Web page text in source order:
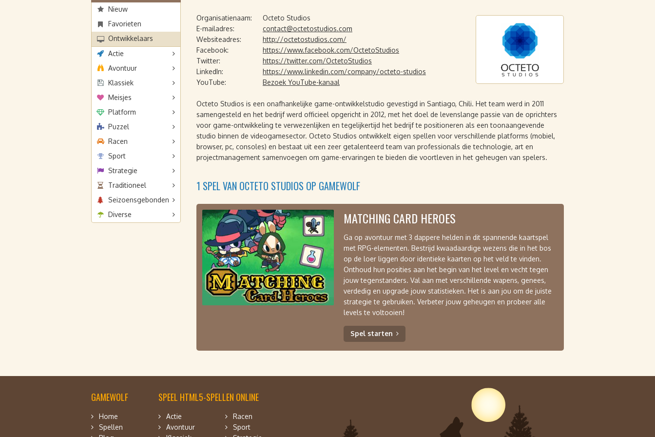
Nieuw
Favorieten
Ontwikkelaars
Actie
Avontuur
Klassiek
Meisjes
Platform
Puzzel
Racen
Sport
Strategie
Traditioneel
Seizoensgebonden
Diverse
Organisatienaam:
Octeto Studios
E-mailadres:
contact@octetostudios.com
Websiteadres:
http://octetostudios.com/
Facebook:
https://www.facebook.com/OctetoStudios
Twitter:
https://twitter.com/OctetoStudios
LinkedIn:
https://www.linkedin.com/company/octeto-studios
YouTube:
Bezoek YouTube-kanaal
Octeto Studios is een onafhankelijke game-ontwikkelstudio gevestigd in Santiago, Chili. Het team werd in 2011
samengesteld en het bedrijf werd officieel opgericht in 2012, met het doel de levenslange passie van de oprichters
voor game-ontwikkeling te verwezenlijken en tegelijkertijd het bedrijf te positioneren als een toonaangevende
studio binnen de videogamesector. Octeto Studios ontwikkelt eigen spellen voor verschillende platforms (mobiel,
browser, pc, consoles) en bestaat uit een zeer getalenteerd team van professionals die technologie, art en
projectmanagement samenvoegen om game-ervaringen te bieden die voortleven in het geheugen van spelers.
1 SPEL VAN OCTETO STUDIOS OP GAMEWOLF
MATCHING CARD HEROES
Ga op avontuur met 3 dappere helden in dit spannende kaartspel
met RPG-elementen. Bestrijd kwaadaardige wezens die in het bos
op de loer liggen door identieke kaarten op het veld te vinden.
Onthoud hun posities aan het begin van het level en vecht tegen
jouw tegenstanders. Val aan met verschillende wapens, genees,
verdedig en upgrade jouw statistieken. Het is aan jou om de juiste
strategie te gebruiken. Verbeter jouw geheugen en probeer alle
levels te voltooien!
Spel starten
GAMEWOLF
Home
Spellen
SPEEL HTML5-SPELLEN ONLINE
Actie
Avontuur
Racen
Sport